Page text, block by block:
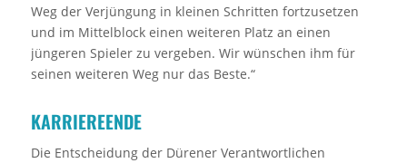
Weg der Verjüngung in kleinen Schritten fortzusetzen
und im Mittelblock einen weiteren Platz an einen
jüngeren Spieler zu vergeben. Wir wünschen ihm für
seinen weiteren Weg nur das Beste.“
KARRIEREENDE
Die Entscheidung der Dürener Verantwortlichen